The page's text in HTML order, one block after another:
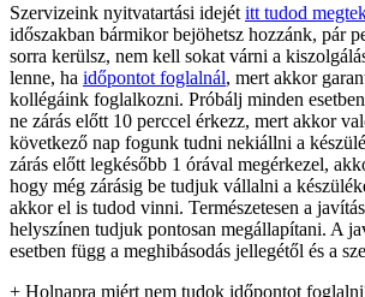
Szervizeink nyitvatartási idejét itt tudod
időszakban bármikor bejöhetsz hozzánk, pár
sorra kerülsz, nem kell sokat várni a
lenne, ha időpontot foglalnál, mert akkor
kollégáink foglalkozni. Próbálj minden
ne zárás előtt 10 perccel érkezz, mert akkor
következő nap fogunk tudni nekiállni a
zárás előtt legkésőbb 1 órával megérkezel,
hogy még zárásig be tudjuk vállalni a
akkor el is tudod vinni. Természetesen a
helyszínen tudjuk pontosan megállapítani. A
esetben függ a meghibásodás jellegétől és a
+ Holnapra miért nem tudok időpontot